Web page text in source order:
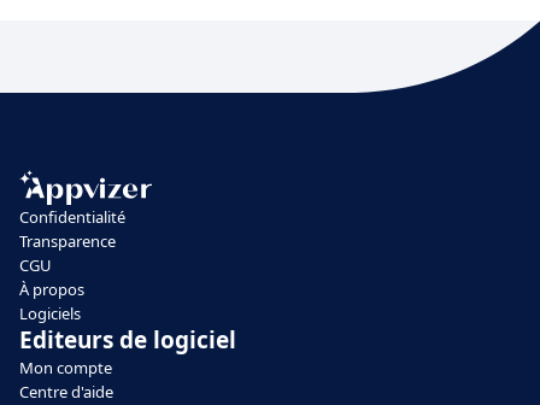
Confidentialité
Transparence
CGU
À propos
Logiciels
Editeurs de logiciel
Mon compte
Centre d'aide